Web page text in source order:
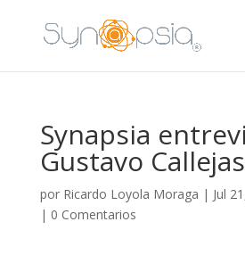
Synapsia
Gustavo
por Ricardo Loyola Moraga | Jul
| 0 Comentarios